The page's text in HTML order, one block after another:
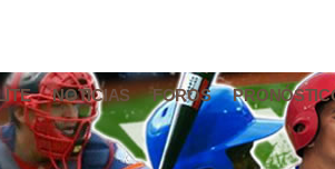
NOTICIAS FOROS